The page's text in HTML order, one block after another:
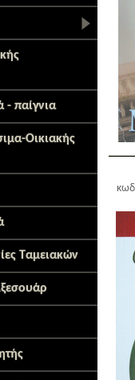
- παίγνια
Οικιακής
Ταμειακών